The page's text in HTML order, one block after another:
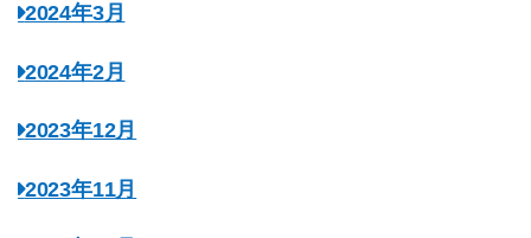
2024年3月
2024年2月
2023年12月
2023年11月